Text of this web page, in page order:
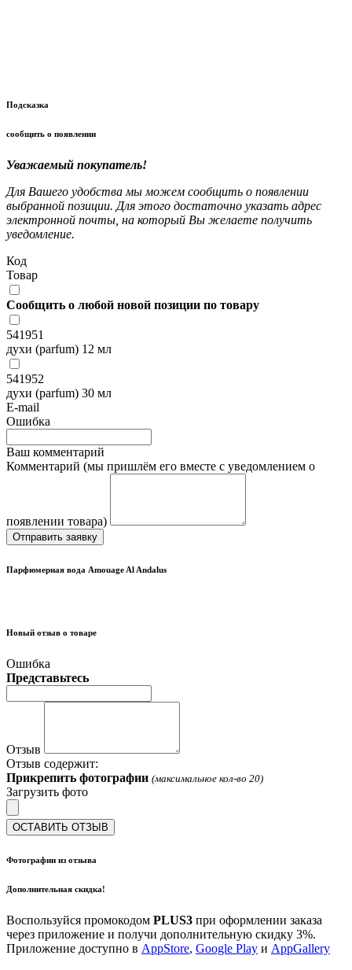
Подсказка
сообщить о появлении
Уважаемый покупатель!
Для Вашего удобства мы можем сообщить о появлении
выбранной позиции. Для этого достаточно указать адрес
электронной почты, на который Вы желаете получить
уведомление.
Код
Товар
Сообщить о любой новой позиции по товару
541951
духи (parfum) 12 мл
541952
духи (parfum) 30 мл
E-mail
Ошибка
Ваш комментарий
Комментарий (мы пришлём его вместе с уведомлением о
появлении товара)
Отправить заявку
Парфюмерная вода Amouage Al Andalus
Новый отзыв о товаре
Ошибка
Представьтесь
Отзыв
Отзыв содержит:
Прикрепить фотографии (максимальное кол-во 20)
Загрузить фото
ОСТАВИТЬ ОТЗЫВ
Фотографии из отзыва
Дополнительная скидка!
Воспользуйся промокодом PLUS3 при оформлении заказа
через приложение и получи дополнительную скидку 3%.
Приложение доступно в AppStore, Google Play и AppGallery